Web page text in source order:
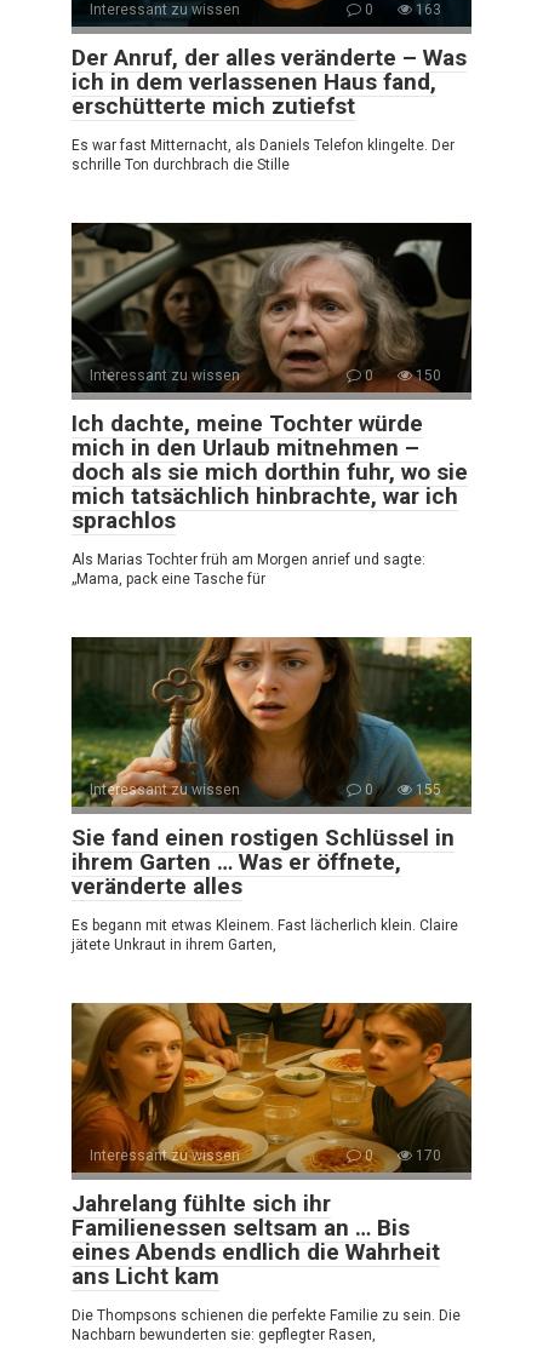
Interessant zu wissen 0 163
Der Anruf, der alles veränderte – Was
ich in dem verlassenen Haus fand,
erschütterte mich zutiefst
Es war fast Mitternacht, als Daniels Telefon klingelte. Der
schrille Ton durchbrach die Stille
Interessant zu wissen 0 150
Ich dachte, meine Tochter würde
mich in den Urlaub mitnehmen –
doch als sie mich dorthin fuhr, wo sie
mich tatsächlich hinbrachte, war ich
sprachlos
Als Marias Tochter früh am Morgen anrief und sagte:
„Mama, pack eine Tasche für
Interessant zu wissen 0 155
Sie fand einen rostigen Schlüssel in
ihrem Garten … Was er öffnete,
veränderte alles
Es begann mit etwas Kleinem. Fast lächerlich klein. Claire
jätete Unkraut in ihrem Garten,
Interessant zu wissen 0 170
Jahrelang fühlte sich ihr
Familienessen seltsam an … Bis
eines Abends endlich die Wahrheit
ans Licht kam
Die Thompsons schienen die perfekte Familie zu sein. Die
Nachbarn bewunderten sie: gepflegter Rasen,